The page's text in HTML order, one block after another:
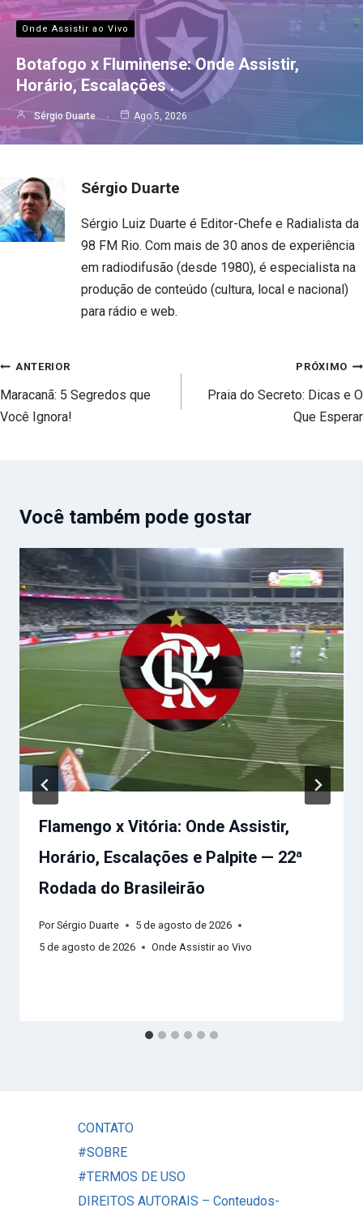
Onde Assistir ao Vivo
Botafogo x Fluminense: Onde Assistir,
Horário, Escalações .
Sérgio Duarte Ago 5, 2026
Sérgio Duarte
Sérgio Luiz Duarte é Editor-Chefe e Radialista da
98 FM Rio. Com mais de 30 anos de experiência
em radiodifusão (desde 1980), é especialista na
produção de conteúdo (cultura, local e nacional)
para rádio e web.
Navegação
de
Post
ANTERIOR
Maracanã: 5 Segredos que
Você Ignora!
PRÓXIMO
Praia do Secreto: Dicas e O
Que Esperar
Você também pode gostar
Flamengo x Vitória: Onde Assistir,
Horário, Escalações e Palpite — 22ª
Rodada do Brasileirão
Por Sérgio Duarte
5 de agosto de 2026
5 de agosto de 2026
Onde Assistir ao Vivo
CONTATO
#SOBRE
#TERMOS DE USO
DIREITOS AUTORAIS – Conteudos-